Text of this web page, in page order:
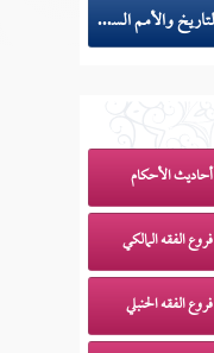
التاريخ والأمم السابقة
أحاديث الأحكام
فروع الفقه المالكي
فروع الفقه الحنبلي